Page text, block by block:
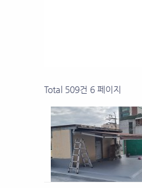
Total 509건 6 페이지